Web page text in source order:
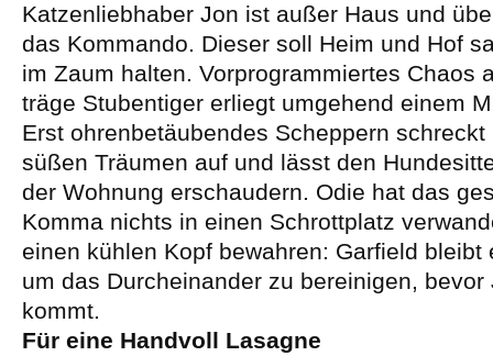
Katzenliebhaber Jon ist außer Haus und
das Kommando. Dieser soll Heim und Hof
im Zaum halten. Vorprogrammiertes Chaos
träge Stubentiger erliegt umgehend einem
Erst ohrenbetäubendes Scheppern
süßen Träumen auf und lässt den
der Wohnung erschaudern. Odie hat das
Komma nichts in einen Schrottplatz
einen kühlen Kopf bewahren: Garfield bleibt
um das Durcheinander zu bereinigen, bevor
kommt.
Für eine Handvoll Lasagne